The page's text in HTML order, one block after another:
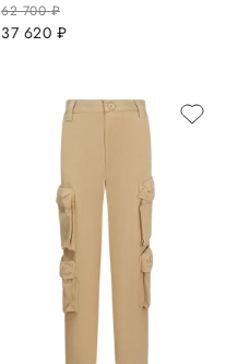
62 700руб.
37 620 руб.